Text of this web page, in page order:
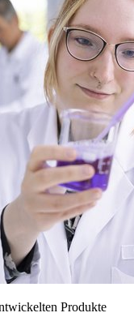
Produkte